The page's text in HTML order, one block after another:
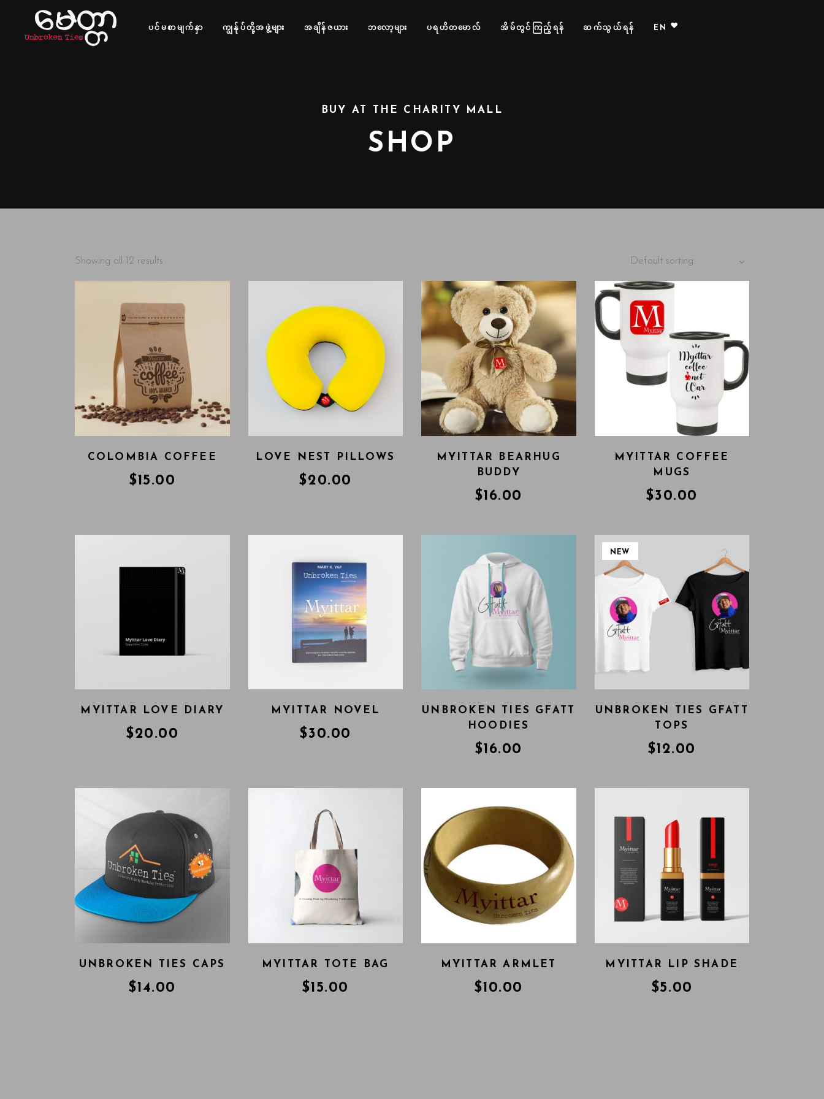
ပင်မစာမျက်နှာ ကျွန်ုပ်တို့အဖွဲ့များ အချိန်ဇယား ဘလော့များ ပရဟိတမောလ် အိမ်တွင်ကြည့်ရန် ဆက်သွယ်ရန် EN
BUY AT THE CHARITY MALL
SHOP
Showing all 12 results Default sorting
COLOMBIA COFFEE
$15.00
LOVE NEST PILLOWS
$20.00
MYITTAR BEARHUG
BUDDY
$16.00
MYITTAR COFFEE
MUGS
$30.00
MYITTAR LOVE DIARY
$20.00
MYITTAR NOVEL
$30.00
UNBROKEN TIES GFATT
HOODIES
$16.00
NEW
UNBROKEN TIES GFATT
TOPS
$12.00
UNBROKEN TIES CAPS
$14.00
MYITTAR TOTE BAG
$15.00
MYITTAR ARMLET
$10.00
MYITTAR LIP SHADE
$5.00